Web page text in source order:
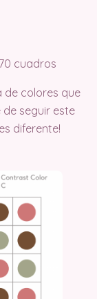
cuadros
de colores que
de seguir este
diferente!